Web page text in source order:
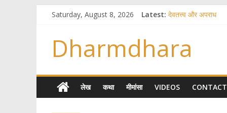
Saturday, August 8, 2026 Latest: देवतत्त्व और अपराध
तुम्हीं हो माता, पिता तुम्हीं
गौ सेवा और राजयोग
Dharmdhara
लेख कथा मीमांसा VIDEOS